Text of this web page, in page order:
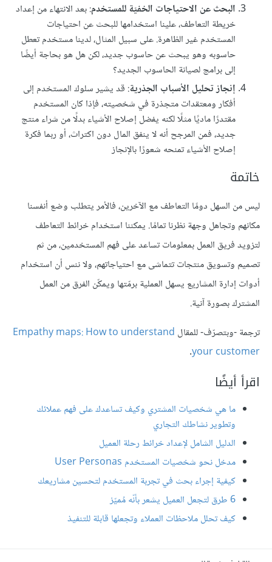
البحث عن الاحتياجات الخفيّة للمستخدم: بعد الانتهاء من إعداد
خريطة التعاطف، علينا استخدامها للبحث عن احتياجات
المستخدم غير الظاهرة. على سبيل المثال، لدينا مستخدم تعطل
حاسوبه وهو يبحث عن حاسوب جديد، لكن هل هو بحاجة أيضًا
إلى برامج لصيانة الحاسوب الجديد؟
إنجاز تحليل الأسباب الجذرية: قد يشير سلوك المستخدم إلى
أفكار ومعتقدات متجذرة في شخصيته، فإذا كان المستخدم
مقتدرًا ماديًا مثلًا لكنه يفضل إصلاح الأشياء بدلًا من شراء منتج
جديد، فمن المرجح أنه لا ينفق المال دون اكتراث، أو ربما فكرة
إصلاح الأشياء تمنحه شعورًا بالإنجاز
خاتمة
ليس من السهل دومًا التعاطف مع الآخرين، فالأمر يتطلب وضع أنفسنا
مكانهم وتجاهل وجهة نظرنا تمامًا. يمكننا استخدام خرائط التعاطف
لتزويد فريق العمل بمعلومات تساعد على فهم المستخدمين، من ثم
تصميم وتسويق منتجات تتماشى مع احتياجاتهم، ولا ننس أن استخدام
أدوات إدارة المشاريع يسهل العملية برمّتها ويمكّن الفرق من العمل
المشترك بصورة آنية.
ترجمة -وبتصرّف- للمقال Empathy maps: How to understand
your customer
.
اقرأ أيضًا
ما هي شخصيات المشتري وكيف تساعدك على فهم عملائك
وتطوير نشاطك التجاري
الدليل الشامل لإعداد خرائط رحلة العميل
مدخل نحو شخصيات المستخدم User Personas
كيفية إجراء بحث في تجربة المستخدم لتحسين مشاريعك
6 طرق لتجعل العميل يشعر بأنّه مُميّز
كيف تحلل ملاحظات العملاء وتجعلها قابلة للتنفيذ